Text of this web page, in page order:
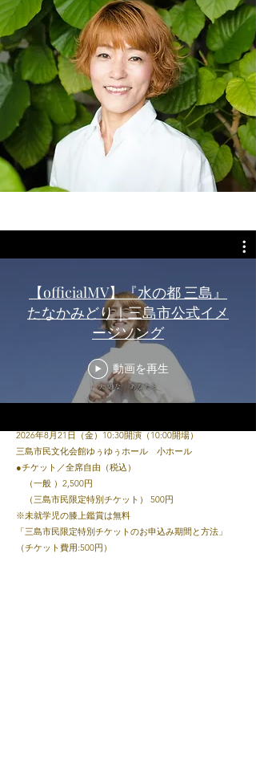
【officialMV】『水の都 三島』
たなかみどり｜三島市公式イメ
ージソング
動画を再生
YouTube
しあわせ虹色⭐︎
ファミリーコンサート
三島市民文化会館小ホール客席がリューアルされること
その完成セレモニーに合わせてコンサート開催します！
2026年8月21日（金）10:30開演（10:00開場）
三島市民文化会館ゆぅゆぅホール 小ホール
●チケット／全席自由（税込）
（一般 ）2,500円
（三島市民限定特別チケット） 500円
※未就学児の膝上鑑賞は無料
「三島市民限定特別チケットのお申込み期間と方法」
（チケット費用:500円）